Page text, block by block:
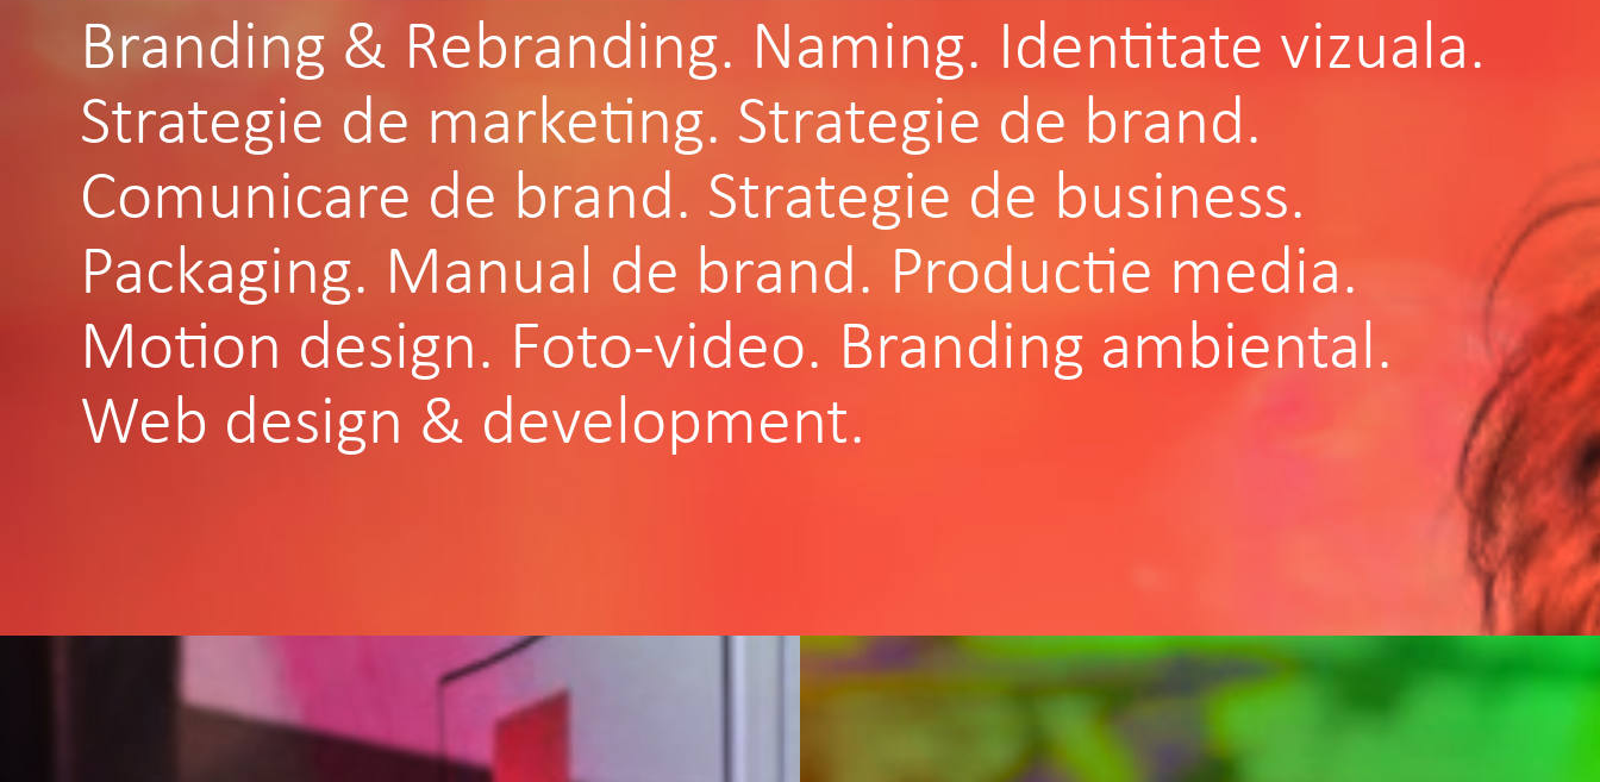
Branding & Rebranding. Naming. Identitate vizuala.
Strategie de marketing. Strategie de brand.
Comunicare de brand. Strategie de business.
Packaging. Manual de brand. Productie media.
Motion design. Foto-video. Branding ambiental.
Web design & development.